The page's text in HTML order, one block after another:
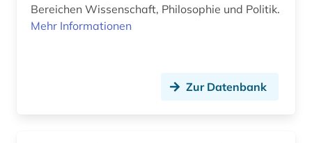
popmusik (1)
Bereichen Wissenschaft, Philosophie und Politik.
Mehr Informationen
Zur Datenbank